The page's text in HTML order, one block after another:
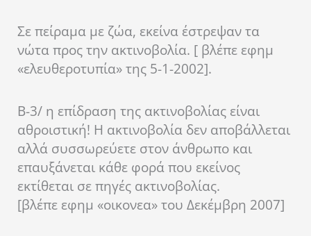
Σε πείραμα με ζώα, εκείνα έστρεψαν τα
νώτα προς την ακτινοβολία. [ βλέπε εφημ
«ελευθεροτυπία» της 5-1-2002].
Β-3/ η επίδραση της ακτινοβολίας είναι
αθροιστική! Η ακτινοβολία δεν αποβάλλεται
αλλά συσσωρεύετε στον άνθρωπο και
επαυξάνεται κάθε φορά που εκείνος
εκτίθεται σε πηγές ακτινοβολίας.
[βλέπε εφημ «οικονεα» του Δεκέμβρη 2007]